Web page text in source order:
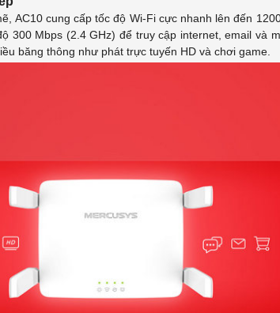
AC10 cung cấp tốc độ Wi-Fi cực nhanh lên đến
300 Mbps (2.4 GHz) để truy cập internet, email và
băng thông như phát trực tuyến HD và chơi game.